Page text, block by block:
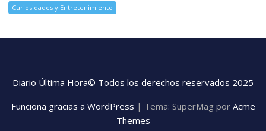
Curiosidades y Entretenimiento
Diario Última Hora© Todos los derechos reservados 2025
Funciona gracias a WordPress | Tema: SuperMag por Acme
Themes